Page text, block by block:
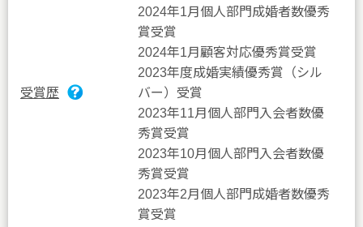
受賞歴
2024年1月個人部門成婚者数優秀
賞受賞
2024年1月顧客対応優秀賞受賞
2023年度成婚実績優秀賞（シル
バー）受賞
2023年11月個人部門入会者数優
秀賞受賞
2023年10月個人部門入会者数優
秀賞受賞
2023年2月個人部門成婚者数優秀
賞受賞